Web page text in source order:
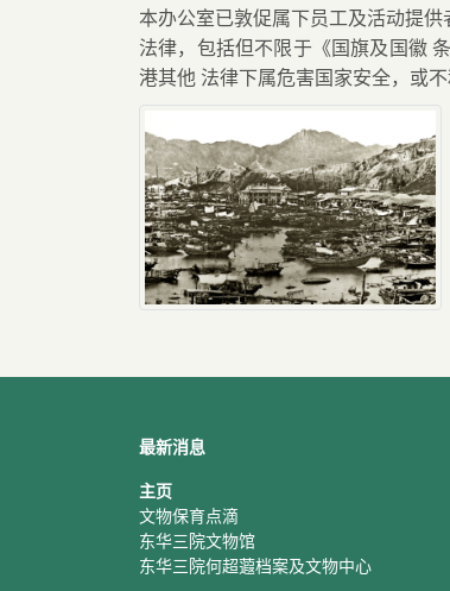
本办公室已敦促属下员工及活动提
法律，包括但不限于《国旗及国徽
港其他 法律下属危害国家安全，或不
最新消息
主页
文物保育点滴
东华三院文物馆
东华三院何超蕸档案及文物中心